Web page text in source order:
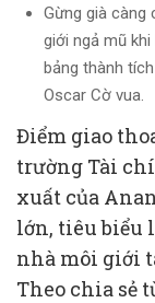
Gừng già càng
giới ngả mũ
bảng thành
Oscar Cờ vua.
Điểm giao
trường Tài
xuất của
lớn, tiêu biểu
nhà môi giới
Theo chia sẻ